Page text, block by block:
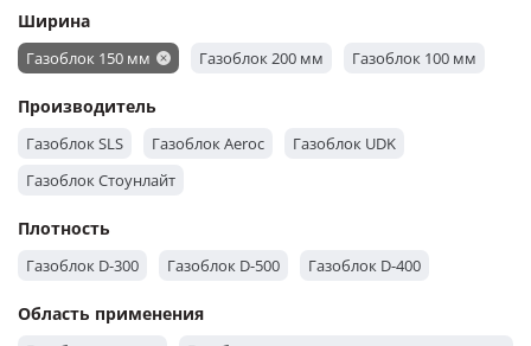
Ширина
Газоблок 150 мм Газоблок 200 мм Газоблок 100 мм
Производитель
Газоблок SLS Газоблок Aeroc
Газоблок UDK
Газоблок Стоунлайт
Плотность
Газоблок D-300 Газоблок D-500 Газоблок D-400
Область применения